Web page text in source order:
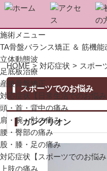
施術メニュー
TA骨盤バランス矯正 ＆ 筋機
立体動態波
足底板治療
産後骨盤矯正
対応症状【日常生活でのお悩み
頭・首・背中の痛み
肩・腕・肘の痛み
腰・臀部の痛み
股・膝・足の痛み
対応症状【スポーツでのお悩み
上肢の痛み
HOME > 対応症状 > スポー
スポーツでのお悩み
ガングリオン